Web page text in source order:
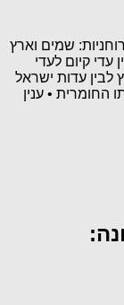
שמים וארץ
עדי קיום לעדי
לבין עדות ישראל
החומרית • ענין